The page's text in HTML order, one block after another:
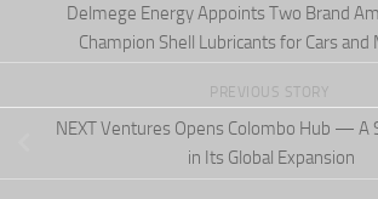
Delmege Energy Appoints Two Brand
Champion Shell Lubricants for Cars and
PREVIOUS STORY
NEXT Ventures Opens Colombo Hub — A
in Its Global Expansion